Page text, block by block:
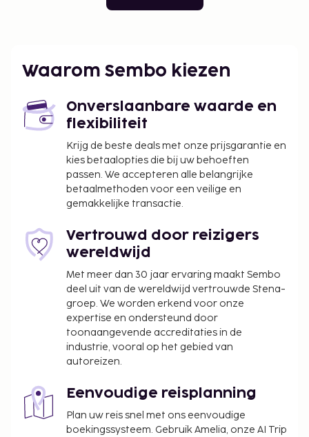
Waarom Sembo kiezen
Onverslaanbare waarde en
flexibiliteit
Krijg de beste deals met onze prijsgarantie en
kies betaalopties die bij uw behoeften
passen. We accepteren alle belangrijke
betaalmethoden voor een veilige en
gemakkelijke transactie.
Vertrouwd door reizigers
wereldwijd
Met meer dan 30 jaar ervaring maakt Sembo
deel uit van de wereldwijd vertrouwde Stena-
groep. We worden erkend voor onze
expertise en ondersteund door
toonaangevende accreditaties in de
industrie, vooral op het gebied van
autoreizen.
Eenvoudige reisplanning
Plan uw reis snel met ons eenvoudige
boekingssysteem. Gebruik Amelia, onze AI Trip